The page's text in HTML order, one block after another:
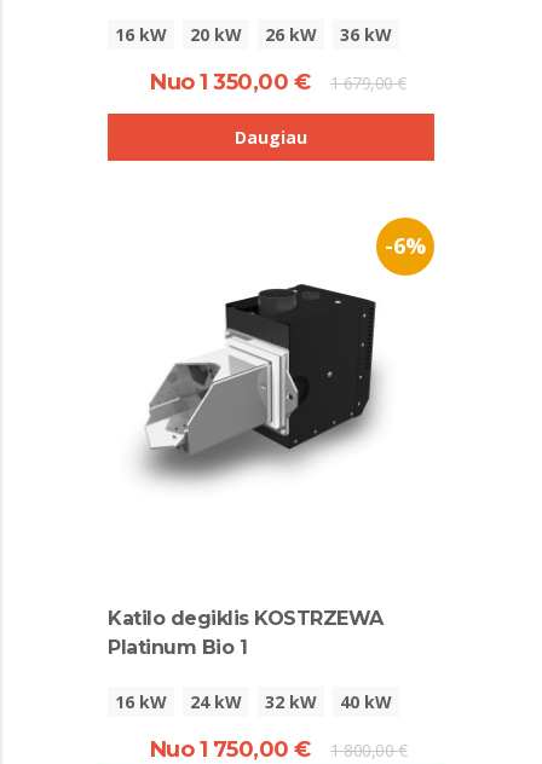
16 kW 20 kW 26 kW 36 kW
Nuo 1 350,00 € 1 679,00 €
Daugiau
-6%
Katilo degiklis KOSTRZEWA
Platinum Bio 1
16 kW 24 kW 32 kW 40 kW
Nuo 1 750,00 € 1 800,00 €